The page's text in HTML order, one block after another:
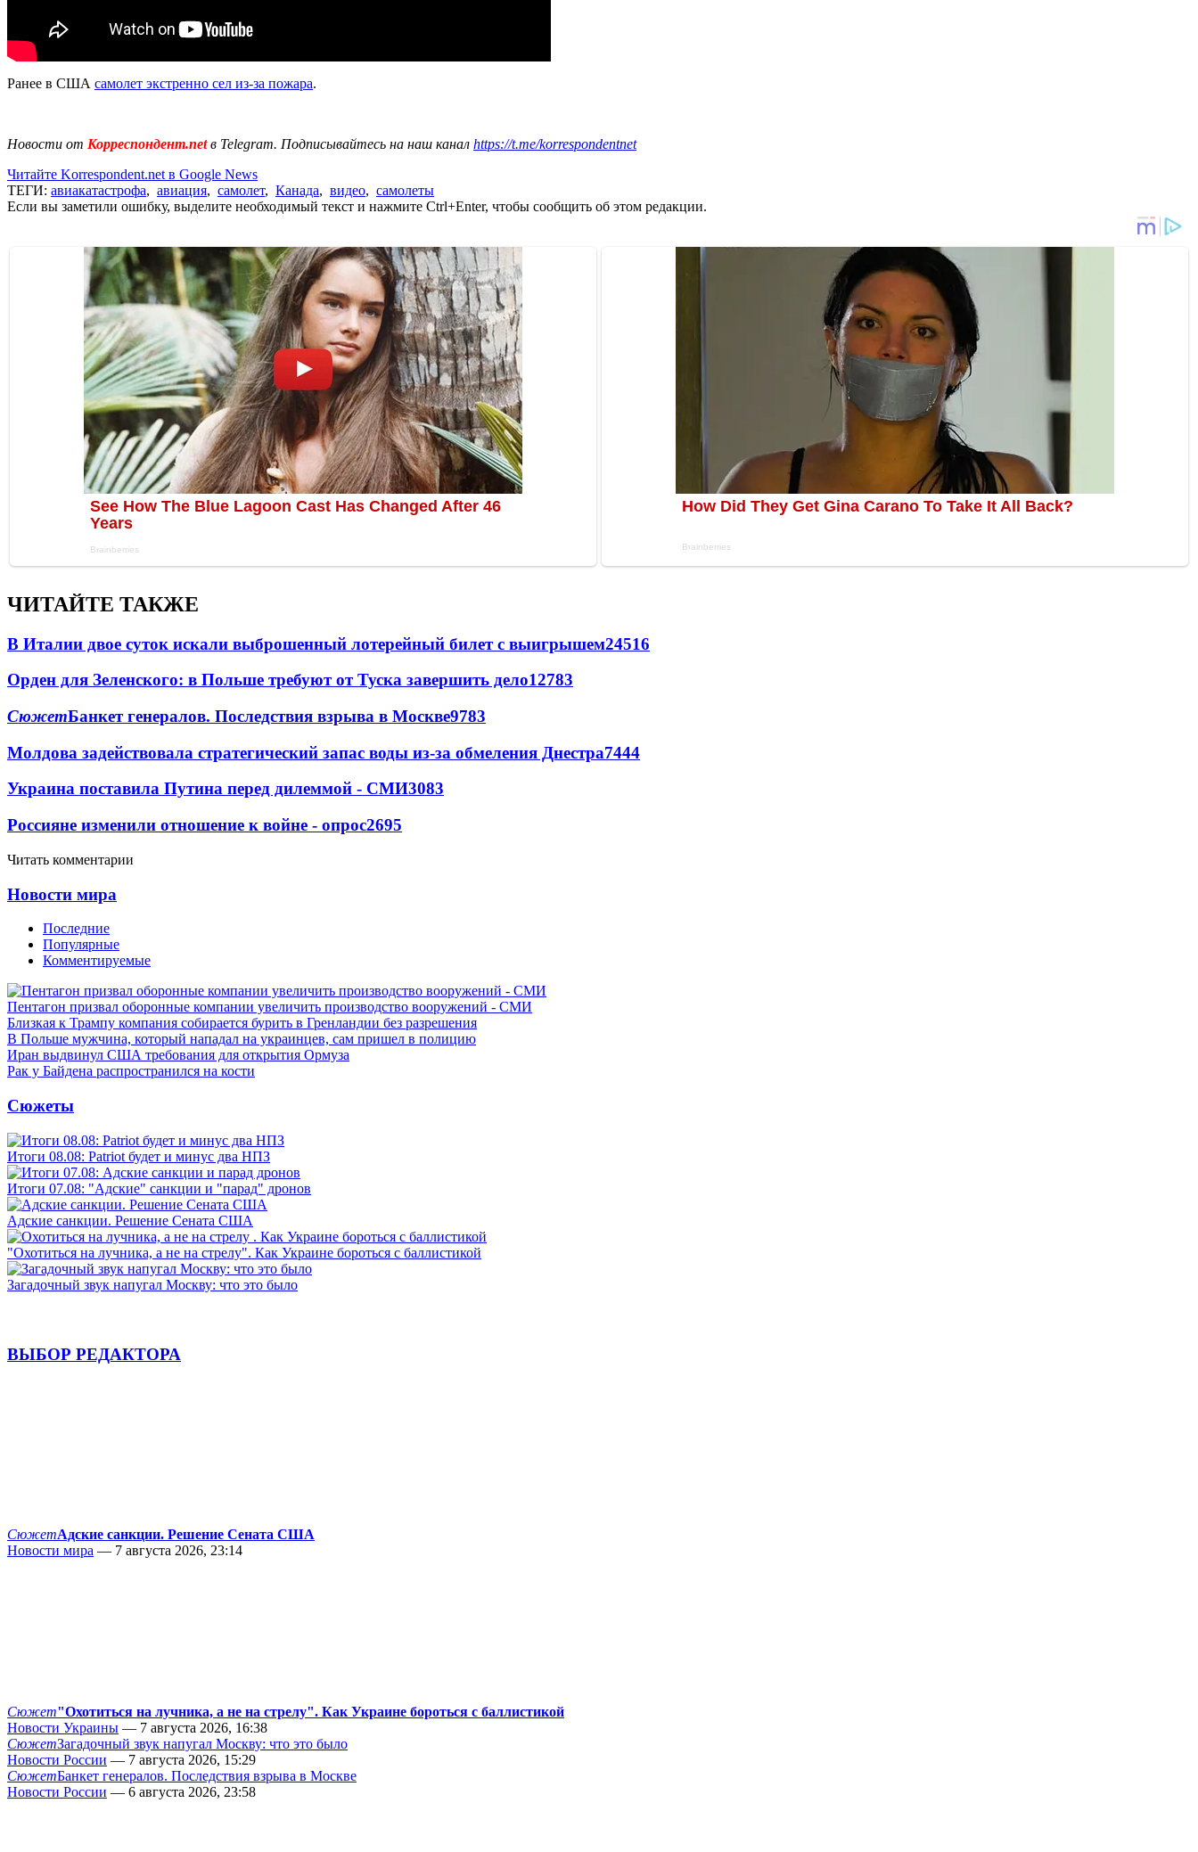
Ранее в США самолет экстренно сел из-за пожара.
Новости от Корреспондент.netв Telegram. Подписывайтесь на наш канал https://t.me/korrespondentnet
Читайте Korrespondent.net в Google News
ТЕГИ: авиакатастрофа, авиация, самолет, Канада, видео, самолеты
Если вы заметили ошибку, выделите необходимый текст и нажмите Ctrl+Enter, чтобы сообщить об этом редакции.
ЧИТАЙТЕ ТАКЖЕ
В Италии двое суток искали выброшенный лотерейный билет с выигрышем24516
Орден для Зеленского: в Польше требуют от Туска завершить дело12783
СюжетБанкет генералов. Последствия взрыва в Москве9783
Молдова задействовала стратегический запас воды из-за обмеления Днестра7444
Украина поставила Путина перед дилеммой - СМИ3083
Россияне изменили отношение к войне - опрос2695
Читать комментарии
Новости мира
Последние
Популярные
Комментируемые
Пентагон призвал оборонные компании увеличить производство вооружений - СМИ
Близкая к Трампу компания собирается бурить в Гренландии без разрешения
В Польше мужчина, который нападал на украинцев, сам пришел в полицию
Иран выдвинул США требования для открытия Ормуза
Рак у Байдена распространился на кости
Сюжеты
Итоги 08.08: Patriot будет и минус два НПЗ
Итоги 07.08: "Адские" санкции и "парад" дронов
Адские санкции. Решение Сената США
"Охотиться на лучника, а не на стрелу". Как Украине бороться с баллистикой
Загадочный звук напугал Москву: что это было
ВЫБОР РЕДАКТОРА
СюжетАдские санкции. Решение Сената США
Новости мира — 7 августа 2026, 23:14
Сюжет"Охотиться на лучника, а не на стрелу". Как Украине бороться с баллистикой
Новости Украины — 7 августа 2026, 16:38
СюжетЗагадочный звук напугал Москву: что это было
Новости России — 7 августа 2026, 15:29
СюжетБанкет генералов. Последствия взрыва в Москве
Новости России — 6 августа 2026, 23:58